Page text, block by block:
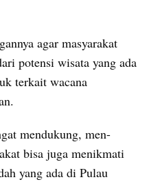
agar masyarakat
potensi wisata yang ada
terkait wacana
mendukung, men-
bisa juga menikmati
yang ada di Pulau